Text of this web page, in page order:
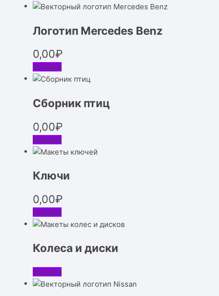
Логотип Mercedes Benz
0,00₽
Скачать
Сборник птиц
0,00₽
Скачать
Ключи
0,00₽
Скачать
Колеса и диски
Скачать